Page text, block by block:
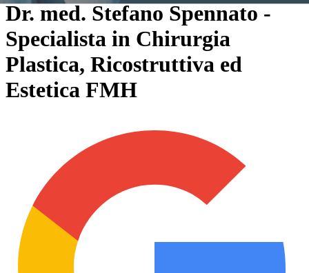
Dr. med. Stefano Spennato -
Specialista in Chirurgia
Plastica, Ricostruttiva ed
Estetica FMH